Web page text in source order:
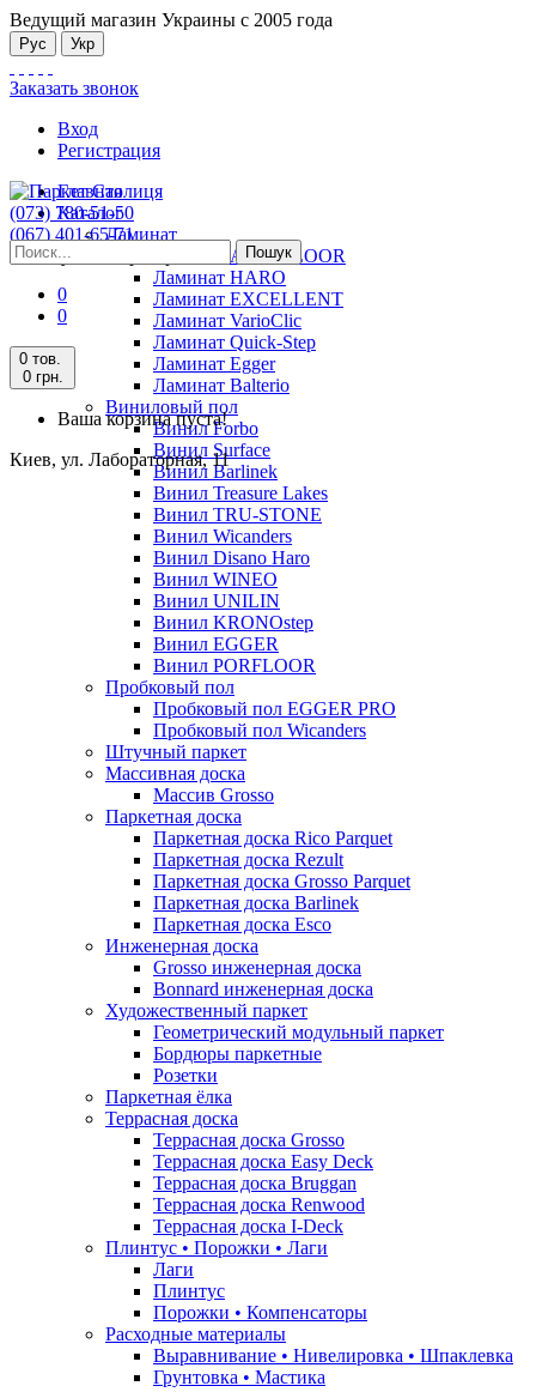
Ведущий магазин Украины с 2005 года
Рус Укр
Заказать звонок
Вход
Регистрация
(073) 780-51-50
(067) 401-65-71
Киев, ул. Лабораторная, 11
Пошук
0
0
0 тов.
0 грн.
Ваша корзина пуста!
Киев, ул. Лабораторная, 11
Главная
Каталог
Ламинат
Ламинат ALSAFLOOR
Ламинат HARO
Ламинат EXCELLENT
Ламинат VarioClic
Ламинат Quick-Step
Ламинат Egger
Ламинат Balterio
Виниловый пол
Винил Forbo
Винил Surface
Винил Barlinek
Винил Treasure Lakes
Винил TRU-STONE
Винил Wicanders
Винил Disano Haro
Винил WINEO
Винил UNILIN
Винил KRONOstep
Винил EGGER
Винил PORFLOOR
Пробковый пол
Пробковый пол EGGER PRO
Пробковый пол Wicanders
Штучный паркет
Массивная доска
Массив Grosso
Паркетная доска
Паркетная доска Rico Parquet
Паркетная доска Rezult
Паркетная доска Grosso Parquet
Паркетная доска Barlinek
Паркетная доска Esco
Инженерная доска
Grosso инженерная доска
Bonnard инженерная доска
Художественный паркет
Геометрический модульный паркет
Бордюры паркетные
Розетки
Паркетная ёлка
Террасная доска
Террасная доска Grosso
Террасная доска Easy Deck
Террасная доска Bruggan
Террасная доска Renwood
Террасная доска I-Deck
Плинтус • Порожки • Лаги
Лаги
Плинтус
Порожки • Компенсаторы
Расходные материалы
Выравнивание • Нивелировка • Шпаклевка
Грунтовкa • Мастика